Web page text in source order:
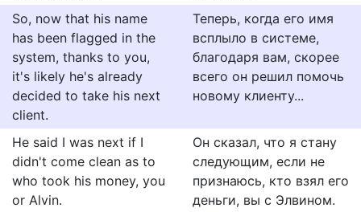
So, now that his name
has been flagged in the
system, thanks to you,
it's likely he's already
decided to take his next
client.
Теперь, когда его имя
всплыло в системе,
благодаря вам, скорее
всего он решил помочь
новому клиенту...
He said I was next if I
didn't come clean as to
who took his money, you
or Alvin.
Он сказал, что я стану
следующим, если не
признаюсь, кто взял его
деньги, вы с Элвином.